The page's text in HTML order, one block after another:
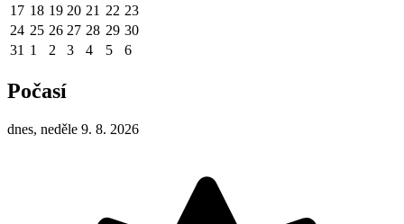
17 18 19 20 21 22 23
24 25 26 27 28 29 30
31 1 2 3 4 5 6
Počasí
dnes, neděle 9. 8. 2026